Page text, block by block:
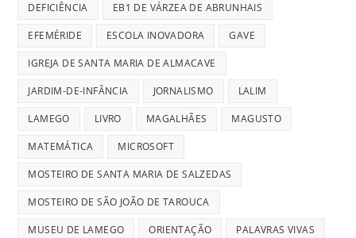
DEFICIÊNCIA EB1 DE VÁRZEA DE ABRUNHAIS
EFEMÉRIDE ESCOLA INOVADORA GAVE
IGREJA DE SANTA MARIA DE ALMACAVE
JARDIM-DE-INFÂNCIA JORNALISMO LALIM
LAMEGO LIVRO MAGALHÃES MAGUSTO
MATEMÁTICA MICROSOFT
MOSTEIRO DE SANTA MARIA DE SALZEDAS
MOSTEIRO DE SÃO JOÃO DE TAROUCA
MUSEU DE LAMEGO ORIENTAÇÃO PALAVRAS VIVAS